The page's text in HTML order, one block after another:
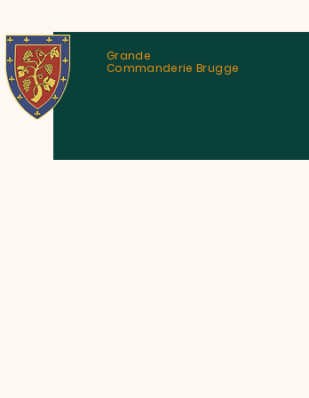
Grande
Commanderie Brugge